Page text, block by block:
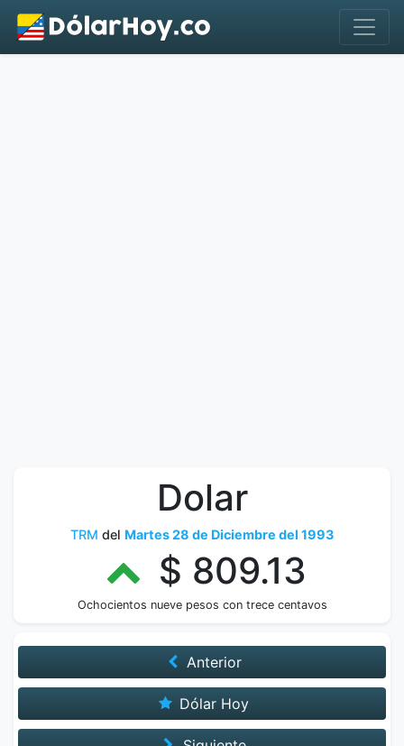
Dolar
TRM del Martes 28 de Diciembre del 1993
$ 809.13
Ochocientos nueve pesos con trece centavos
Anterior
Dólar Hoy